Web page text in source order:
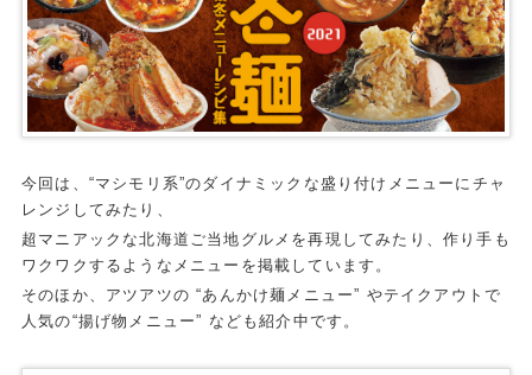
今回は、“マシモリ系”のダイナミックな盛り付けメニューにチャ
レンジしてみたり、
超マニアックな北海道ご当地グルメを再現してみたり、作り手も
ワクワクするようなメニューを掲載しています。
そのほか、アツアツの “あんかけ麺メニュー” やテイクアウトで
人気の“揚げ物メニュー” なども紹介中です。